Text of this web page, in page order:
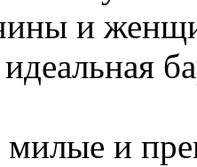
и
милые и